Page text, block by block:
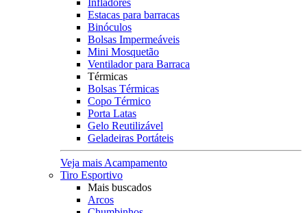
Infladores
Estacas para barracas
Binóculos
Bolsas Impermeáveis
Mini Mosquetão
Ventilador para Barraca
Térmicas
Bolsas Térmicas
Copo Térmico
Porta Latas
Gelo Reutilizável
Geladeiras Portáteis
Veja mais Acampamento
Tiro Esportivo
Mais buscados
Arcos